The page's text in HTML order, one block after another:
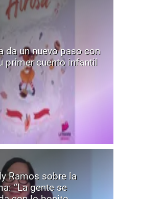
da un nuevo paso con
primer cuento infantil
Ramos sobre la
“La gente se